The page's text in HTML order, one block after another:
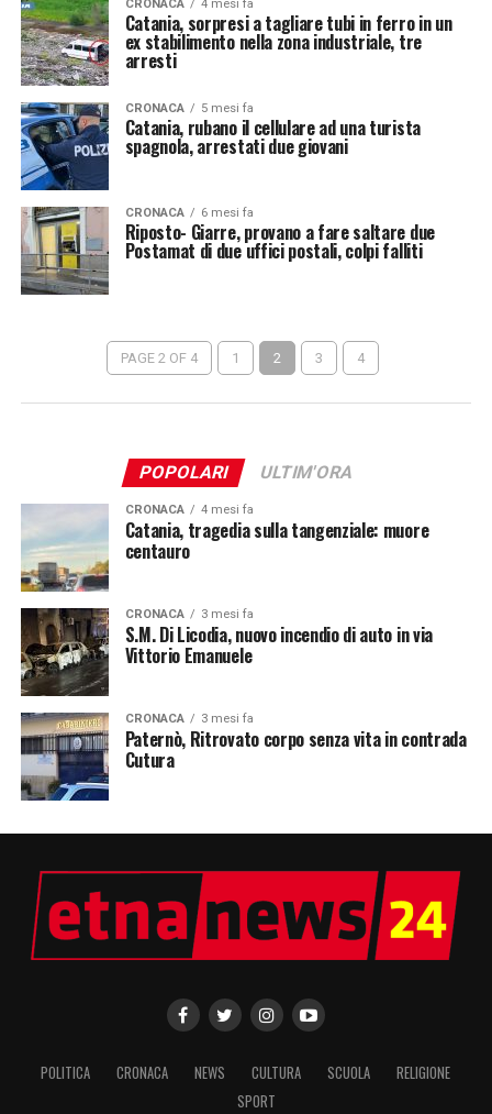
CRONACA 4 mesi fa
Catania, sorpresi a tagliare tubi in ferro in un
ex stabilimento nella zona industriale, tre
arresti
CRONACA 5 mesi fa
Catania, rubano il cellulare ad una turista
spagnola, arrestati due giovani
CRONACA 6 mesi fa
Riposto- Giarre, provano a fare saltare due
Postamat di due uffici postali, colpi falliti
PAGE 2 OF 4 1 2 3 4
POPOLARI ULTIM'ORA
CRONACA 4 mesi fa
Catania, tragedia sulla tangenziale: muore
centauro
CRONACA 3 mesi fa
S.M. Di Licodia, nuovo incendio di auto in via
Vittorio Emanuele
CRONACA 3 mesi fa
Paternò, Ritrovato corpo senza vita in contrada
Cutura
POLITICA CRONACA NEWS CULTURA SCUOLA
RELIGIONE
SPORT